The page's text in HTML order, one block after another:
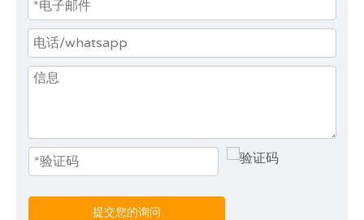
提交您的询问